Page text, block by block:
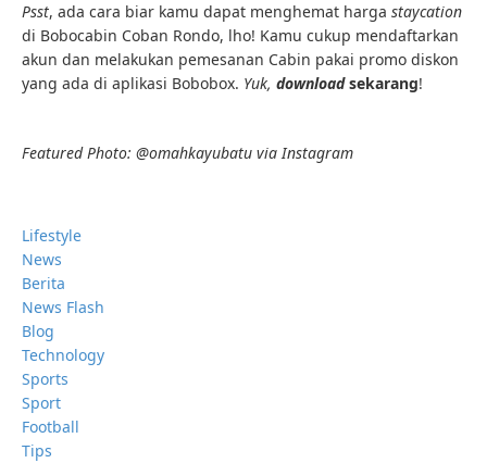
Psst, ada cara biar kamu dapat menghemat harga staycation
di Bobocabin Coban Rondo, lho! Kamu cukup mendaftarkan
akun dan melakukan pemesanan Cabin pakai promo diskon
yang ada di aplikasi Bobobox. Yuk, downloadsekarang!
Featured Photo: @omahkayubatu via Instagram
Lifestyle
News
Berita
News Flash
Blog
Technology
Sports
Sport
Football
Tips